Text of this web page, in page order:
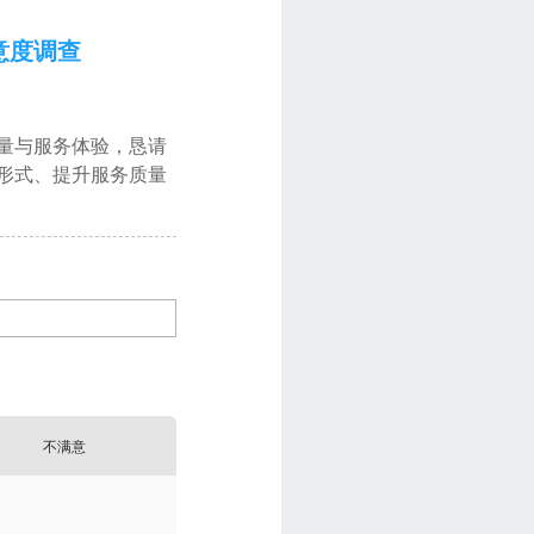
度调查
与服务体验，恳请
式、提升服务质量
不满意